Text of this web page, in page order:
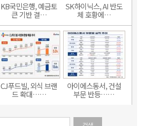
KB국민은행, 예금토
큰 기반 결…
SK하이닉스, AI 반도
체 호황에…
CJ푸드빌, 외식 브랜
드 확대……
아이에스동서, 건설
부문 반등……